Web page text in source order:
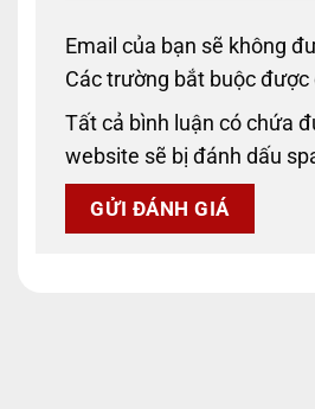
Email của bạn sẽ không
Các trường bắt buộc được
Tất cả bình luận có chứa
website sẽ bị đánh dấu